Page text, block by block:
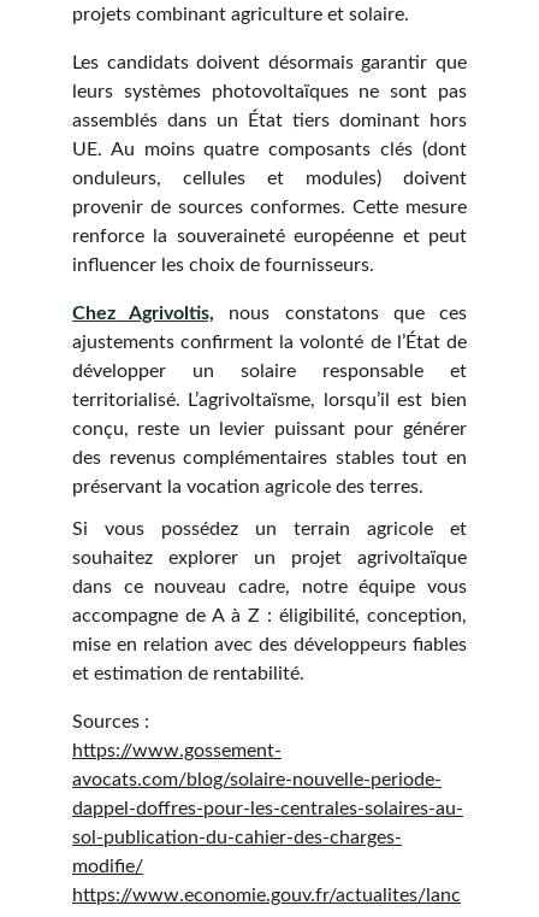
projets combinant agriculture et solaire.
Les candidats doivent désormais garantir que
leurs systèmes photovoltaïques ne sont pas
assemblés dans un État tiers dominant hors
UE. Au moins quatre composants clés (dont
onduleurs, cellules et modules) doivent
provenir de sources conformes. Cette mesure
renforce la souveraineté européenne et peut
influencer les choix de fournisseurs.
Chez Agrivoltis, nous constatons que ces
ajustements confirment la volonté de l’État de
développer un solaire responsable et
territorialisé. L’agrivoltaïsme, lorsqu’il est bien
conçu, reste un levier puissant pour générer
des revenus complémentaires stables tout en
préservant la vocation agricole des terres.
Si vous possédez un terrain agricole et
souhaitez explorer un projet agrivoltaïque
dans ce nouveau cadre, notre équipe vous
accompagne de A à Z : éligibilité, conception,
mise en relation avec des développeurs fiables
et estimation de rentabilité.
Sources :
https://www.gossement-
avocats.com/blog/solaire-nouvelle-periode-
dappel-doffres-pour-les-centrales-solaires-au-
sol-publication-du-cahier-des-charges-
modifie/
https://www.economie.gouv.fr/actualites/lanc